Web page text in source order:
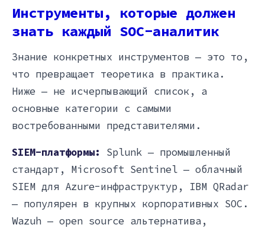
Инструменты, которые должен
знать каждый SOC-аналитик
Знание конкретных инструментов — это то,
что превращает теоретика в практика.
Ниже — не исчерпывающий список, а
основные категории с самыми
востребованными представителями.
SIEM-платформы:
Splunk — промышленный
стандарт, Microsoft Sentinel — облачный
SIEM для Azure-инфраструктур, IBM QRadar
— популярен в крупных корпоративных SOC.
Wazuh — open source альтернатива,